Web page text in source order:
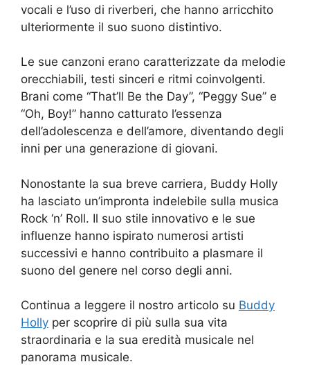
vocali e l’uso di riverberi, che hanno arricchito
ulteriormente il suo suono distintivo.
Le sue canzoni erano caratterizzate da melodie
orecchiabili, testi sinceri e ritmi coinvolgenti.
Brani come “That’ll Be the Day”, “Peggy Sue” e
“Oh, Boy!” hanno catturato l’essenza
dell’adolescenza e dell’amore, diventando degli
inni per una generazione di giovani.
Nonostante la sua breve carriera, Buddy Holly
ha lasciato un’impronta indelebile sulla musica
Rock ‘n’ Roll. Il suo stile innovativo e le sue
influenze hanno ispirato numerosi artisti
successivi e hanno contribuito a plasmare il
suono del genere nel corso degli anni.
Continua a leggere il nostro articolo su Buddy
Holly per scoprire di più sulla sua vita
straordinaria e la sua eredità musicale nel
panorama musicale.